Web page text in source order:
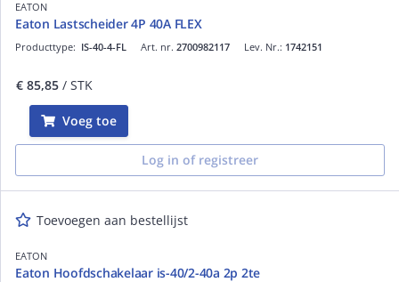
EATON
Eaton Lastscheider 4P 40A FLEX
Art. nr. 2700982117
Producttype: IS-40-4-FL Lev. Nr.: 1742151
€ 85,85 / STK
Voeg toe
Log in of registreer
Toevoegen aan bestellijst
EATON
Eaton Hoofdschakelaar is-40/2-40a 2p 2te